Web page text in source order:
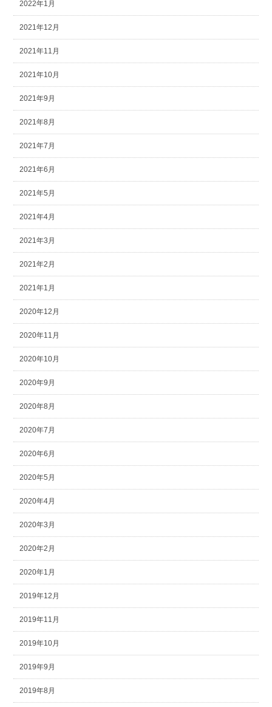
2022年1月
2021年12月
2021年11月
2021年10月
2021年9月
2021年8月
2021年7月
2021年6月
2021年5月
2021年4月
2021年3月
2021年2月
2021年1月
2020年12月
2020年11月
2020年10月
2020年9月
2020年8月
2020年7月
2020年6月
2020年5月
2020年4月
2020年3月
2020年2月
2020年1月
2019年12月
2019年11月
2019年10月
2019年9月
2019年8月